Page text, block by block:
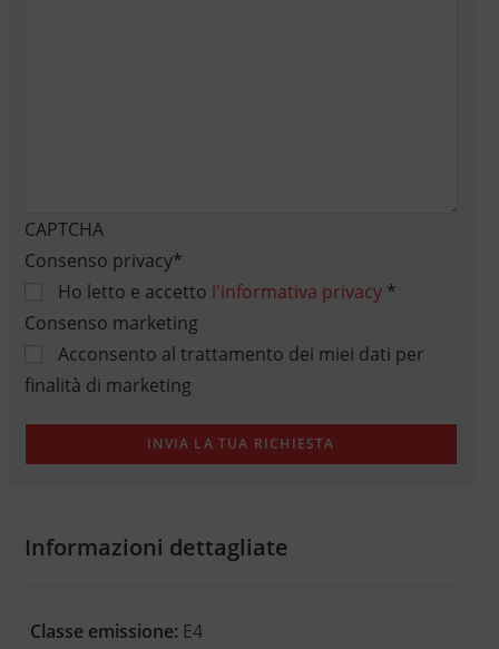
CAPTCHA
Consenso privacy*
Ho letto e accetto l'informativa privacy*
Consenso marketing
Acconsento al trattamento dei miei dati per
finalità di marketing
Informazioni dettagliate
Classe emissione: E4